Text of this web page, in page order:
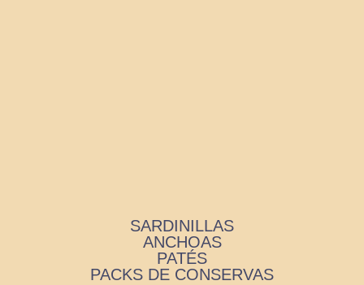
SARDINILLAS
ANCHOAS
PATÉS
PACKS DE CONSERVAS